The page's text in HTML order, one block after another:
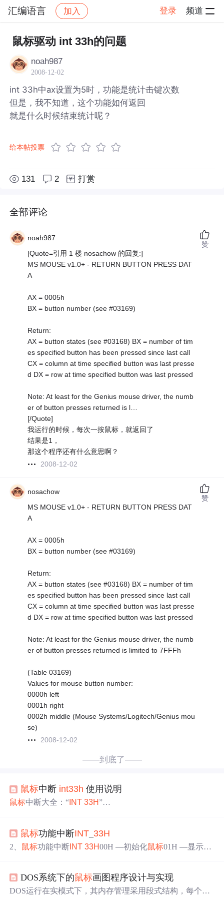
汇编语言 加入 登录 频道
社区 汇编语言 帖子详情
鼠标驱动 int 33h的问题
noah987
2008-12-02
int 33h中ax设置为5时，功能是统计击键次数
但是，我不知道，这个功能如何返回
就是什么时候结束统计呢？
给本帖投票
131 2 打赏
全部评论
noah987
[Quote=引用 1 楼 nosachow 的回复:]
MS MOUSE v1.0+ - RETURN BUTTON PRESS DAT
A
AX = 0005h
BX = button number (see #03169)
Return:
AX = button states (see #03168) BX = number of tim
es specified button has been pressed since last call
CX = column at time specified button was last presse
d DX = row at time specified button was last pressed
Note: At least for the Genius mouse driver, the numb
er of button presses returned is l…
[/Quote]
我运行的时候，每次一按鼠标，就返回了
结果是1，
那这个程序还有什么意思啊？
2008-12-02
赞
nosachow
MS MOUSE v1.0+ - RETURN BUTTON PRESS DAT
A
AX = 0005h
BX = button number (see #03169)
Return:
AX = button states (see #03168) BX = number of tim
es specified button has been pressed since last call
CX = column at time specified button was last presse
d DX = row at time specified button was last pressed
Note: At least for the Genius mouse driver, the numb
er of button presses returned is limited to 7FFFh
(Table 03169)
Values for mouse button number:
0000h left
0001h right
0002h middle (Mouse Systems/Logitech/Genius mou
se)
2008-12-02
赞
——到底了——
鼠标中断 int33h 使用说明
鼠标中断大全：“ INT 33H”
01H —显示鼠标 指针
02H —隐藏鼠标指针
05H —读取鼠标按键信息
06H —读取 鼠标 按钮释放信息
鼠标功能中断INT 33H
2、 鼠标功能中断 INT 33H00H —初始化鼠标01H —显示鼠
H —读取鼠标 按钮释放信息07H —设置鼠标水平边界08H
—设置鼠标垂直边界09H —设置图形 鼠标形状0AH —设置
DOS系统下的鼠标画图程序设计与实现
DOS运行在实模式下，其内存管理采用段式结构，每个段